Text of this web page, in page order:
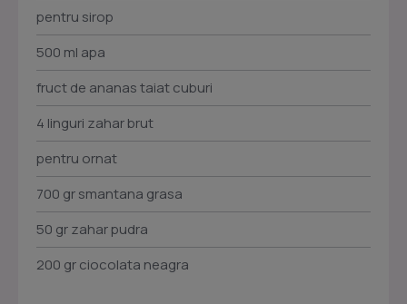
pentru sirop
500 ml apa
fruct de ananas taiat cuburi
4 linguri zahar brut
pentru ornat
700 gr smantana grasa
50 gr zahar pudra
200 gr ciocolata neagra